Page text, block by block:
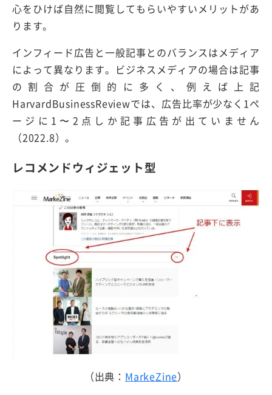
心をひけば自然に閲覧してもらいやすいメリットがあ
ります。
インフィード広告と一般記事とのバランスはメディア
によって異なります。ビジネスメディアの場合は記事
の割合が圧倒的に多く、例えば上記
HarvardBusinessReviewでは、広告比率が少なく1ペ
ージに1〜2点しか記事広告が出ていません
（2022.8）。
レコメンドウィジェット型
（出典： MarkeZine）